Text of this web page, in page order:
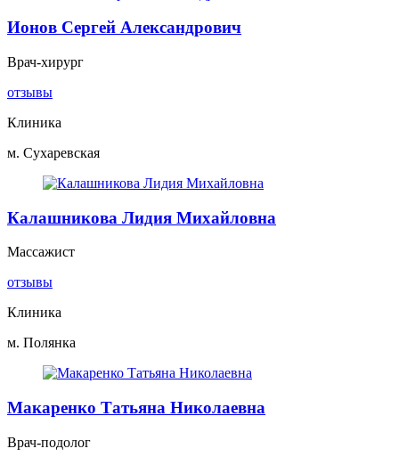
Ионов Сергей Александрович
Врач-хирург
отзывы
Клиника
м. Сухаревская
Калашникова Лидия Михайловна
Массажист
отзывы
Клиника
м. Полянка
Макаренко Татьяна Николаевна
Врач-подолог